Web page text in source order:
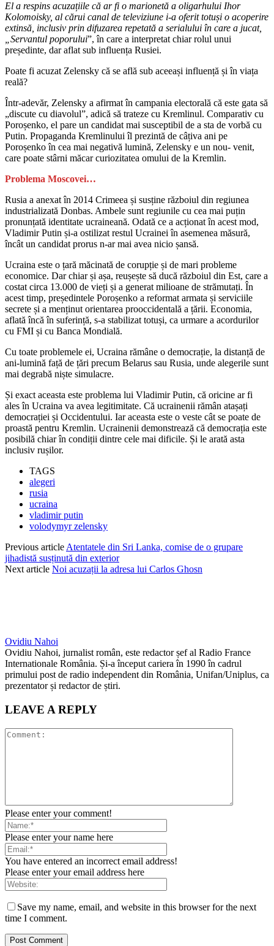
El a respins acuzațiile că ar fi o marionetă a oligarhului Ihor
Kolomoisky, al cărui canal de televiziune i-a oferit totuși o acoperire
extinsă, inclusiv prin difuzarea repetată a serialului în care a jucat,
„Servantul poporului”, în care a interpretat chiar rolul unui
președinte, dar aflat sub influența Rusiei.
Poate fi acuzat Zelensky că se află sub aceeași influență și în viața
reală?
Într-adevăr, Zelensky a afirmat în campania electorală că este gata să
„discute cu diavolul”, adică să trateze cu Kremlinul. Comparativ cu
Poroșenko, el pare un candidat mai susceptibil de a sta de vorbă cu
Putin. Propaganda Kremlinului îl prezintă de câțiva ani pe
Poroșenko în cea mai negativă lumină, Zelensky e un nou- venit,
care poate stârni măcar curiozitatea omului de la Kremlin.
Problema Moscovei…
Rusia a anexat în 2014 Crimeea și susține războiul din regiunea
industrializată Donbas. Ambele sunt regiunile cu cea mai puțin
pronunțată identitate ucraineană. Odată ce a acționat în acest mod,
Vladimir Putin și-a ostilizat restul Ucrainei în asemenea măsură,
încât un candidat prorus n-ar mai avea nicio șansă.
Ucraina este o țară măcinată de corupție și de mari probleme
economice. Dar chiar și așa, reușește să ducă războiul din Est, care a
costat circa 13.000 de vieți și a generat milioane de strămutați. În
acest timp, președintele Poroșenko a reformat armata și serviciile
secrete și a menținut orientarea prooccidentală a țării. Economia,
aflată încă în suferință, s-a stabilizat totuși, ca urmare a acordurilor
cu FMI și cu Banca Mondială.
Cu toate problemele ei, Ucraina rămâne o democrație, la distanță de
ani-lumină față de țări precum Belarus sau Rusia, unde alegerile sunt
mai degrabă niște simulacre.
Și exact aceasta este problema lui Vladimir Putin, că oricine ar fi
ales în Ucraina va avea legitimitate. Că ucrainenii rămân atașați
democrației și Occidentului. Iar aceasta este o veste cât se poate de
proastă pentru Kremlin. Ucrainenii demonstrează că democrația este
posibilă chiar în condiții dintre cele mai dificile. Și le arată asta
inclusiv rușilor.
TAGS
alegeri
rusia
ucraina
vladimir putin
volodymyr zelensky
Previous articleAtentatele din Sri Lanka, comise de o grupare
jihadistă susținută din exterior
Next article Noi acuzații la adresa lui Carlos Ghosn
Ovidiu Nahoi
Ovidiu Nahoi, jurnalist român, este redactor șef al Radio France
Internationale România. Și-a început cariera în 1990 în cadrul
primului post de radio independent din România, Unifan/Uniplus, ca
prezentator și redactor de știri.
LEAVE A REPLY
Please enter your comment!
Please enter your name here
You have entered an incorrect email address!
Please enter your email address here
Save my name, email, and website in this browser for the next
time I comment.